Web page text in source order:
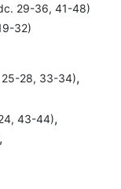
29-36, 41-48)
32)
25-28, 33-34),
43-44),
,